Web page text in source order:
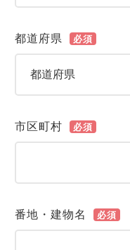
都道府県 必須
市区町村 必須
番地・建物名 必須